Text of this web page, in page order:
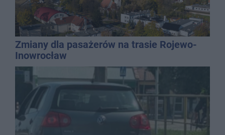
Zmiany dla pasażerów na trasie Rojewo-
Inowrocław